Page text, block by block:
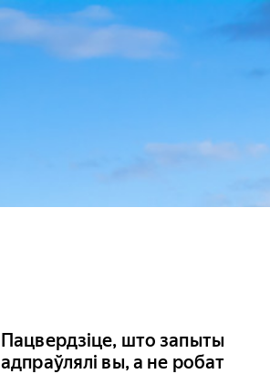
Пацвердзіце, што запыты
адпраўлялі вы, а не робат